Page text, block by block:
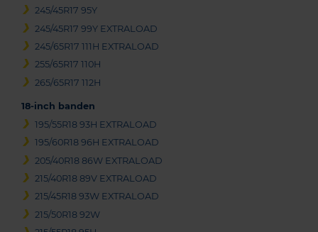
245/45R17 95Y
245/45R17 99Y EXTRALOAD
245/65R17 111H EXTRALOAD
255/65R17 110H
265/65R17 112H
18-inch banden
195/55R18 93H EXTRALOAD
195/60R18 96H EXTRALOAD
205/40R18 86W EXTRALOAD
215/40R18 89V EXTRALOAD
215/45R18 93W EXTRALOAD
215/50R18 92W